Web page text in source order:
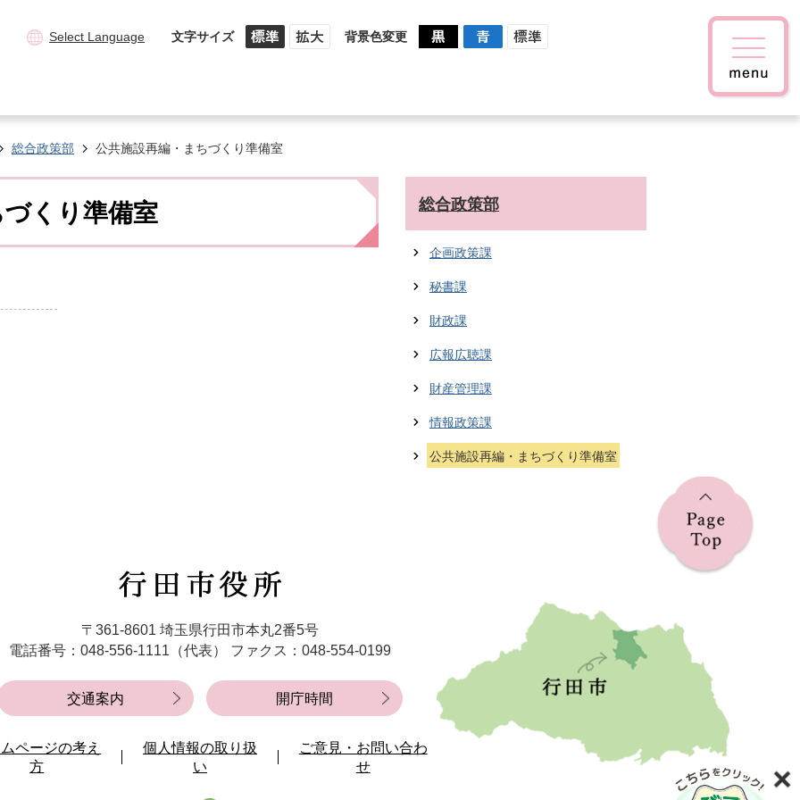
Select Language 文字サイズ 背景色変更
総合政策部 公共施設再編・まちづくり準備室
くり準備室 総合政策部
企画政策課
秘書課
財政課
広報広聴課
財産管理課
情報政策課
公共施設再編・まちづくり準備室
行
田
役
所
〒361-8601 埼玉県行田市本丸2番5号
電話番号：048-556-1111（代表）
ファクス：048-554-0199
交通案内 開庁時間
ページの考え
方
個人情報の取り扱
い
ご意見・お問い合わ
せ